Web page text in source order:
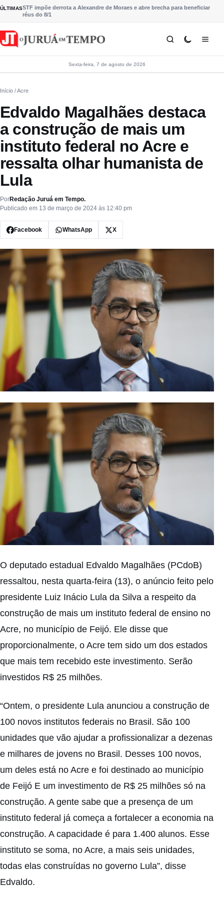
Pular para o conteúdo
ÚLTIMASSTF impõe derrota a Alexandre de Moraes e abre brecha para beneficiar
réus do 8/1
Sexta-feira, 7 de agosto de 2026
Início / Acre
Edvaldo Magalhães destaca
a construção de mais um
instituto federal no Acre e
ressalta olhar humanista de
Lula
PorRedação Juruá em Tempo.
Publicado em 13 de março de 2024 às 12:40 pm
Facebook WhatsApp X
O deputado estadual Edvaldo Magalhães (PCdoB)
ressaltou, nesta quarta-feira (13), o anúncio feito pelo
presidente Luiz Inácio Lula da Silva a respeito da
construção de mais um instituto federal de ensino no
Acre, no município de Feijó. Ele disse que
proporcionalmente, o Acre tem sido um dos estados
que mais tem recebido este investimento. Serão
investidos R$ 25 milhões.
“Ontem, o presidente Lula anunciou a construção de
100 novos institutos federais no Brasil. São 100
unidades que vão ajudar a profissionalizar a dezenas
e milhares de jovens no Brasil. Desses 100 novos,
um deles está no Acre e foi destinado ao município
de Feijó E um investimento de R$ 25 milhões só na
construção. A gente sabe que a presença de um
instituto federal já começa a fortalecer a economia na
construção. A capacidade é para 1.400 alunos. Esse
instituto se soma, no Acre, a mais seis unidades,
todas elas construídas no governo Lula”, disse
Edvaldo.